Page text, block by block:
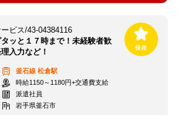
ビス/43-04384116
タッと１７時まで！未経験者歓
入力など！
釜石線 松倉駅
時給1150～1180円+交通費支給
派遣社員
岩手県釜石市